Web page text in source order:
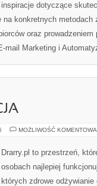
inspiracje dotyczące
konkretnych metodach
oraz
mail Marketing i
MOŻLIWOŚĆ
Drarry.pl to przestrzeń,
osobach najlepiej
których zdrowe